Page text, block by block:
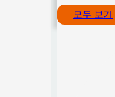
모두 보기